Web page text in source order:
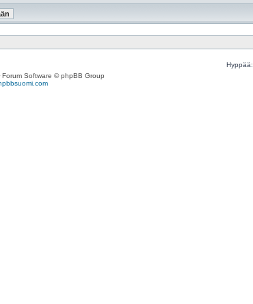
Hyppää:
Forum Software © phpBB Group